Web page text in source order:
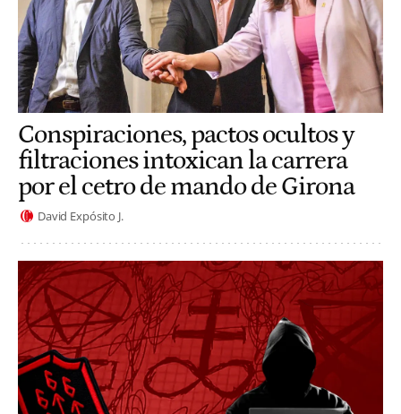
Conspiraciones, pactos ocultos y
filtraciones intoxican la carrera
por el cetro de mando de Girona
David Expósito J.